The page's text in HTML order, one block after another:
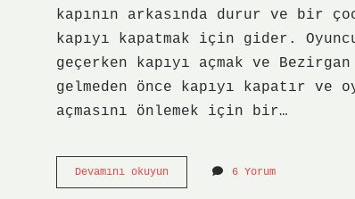
kapının arkasında durur ve bir
kapıyı kapatmak için gider.
geçerken kapıyı açmak ve
gelmeden önce kapıyı kapatır ve
açmasını önlemek için bir…
Devamını okuyunAç
kapıyı
6 Yorum